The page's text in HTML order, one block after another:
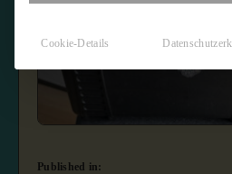
Published in:
Cookie-Details